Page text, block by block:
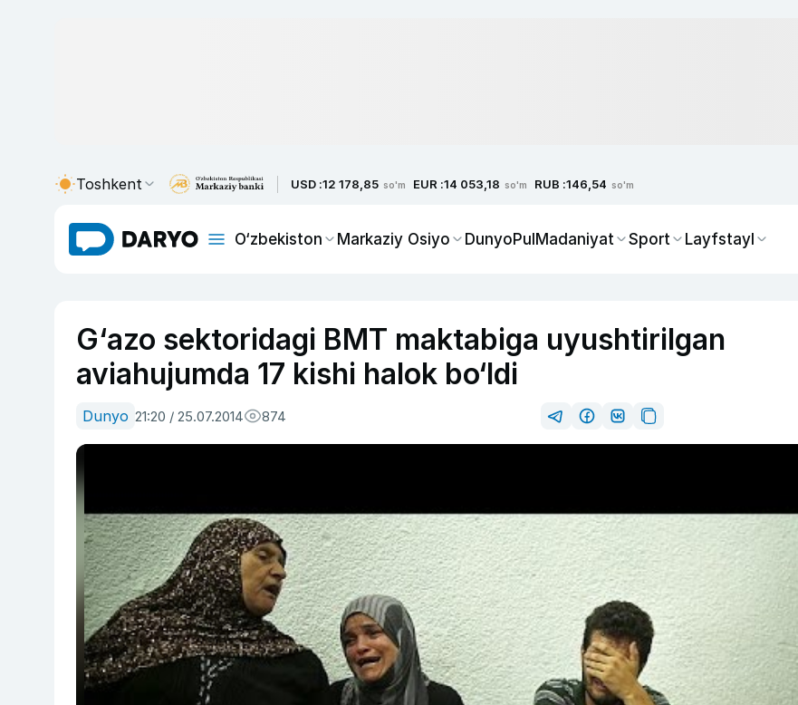
Toshkent USD :12 178,85 so'm EUR :14 053,18 so'm RUB :146,54 so'm
O‘zbekiston Markaziy Osiyo DunyoPulMadaniyat Sport Layfstayl
G‘azo sektoridagi BMT maktabiga uyushtirilgan
aviahujumda 17 kishi halok bo‘ldi
Dunyo 21:20 / 25.07.2014 874